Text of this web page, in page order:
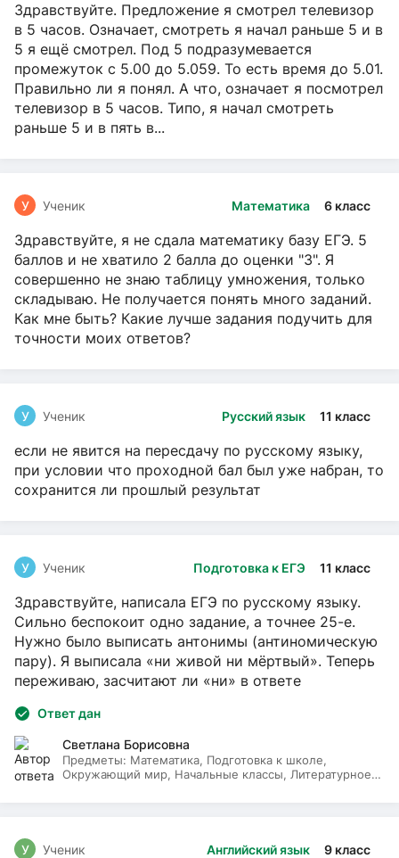
Здравствуйте. Предложение я смотрел телевизор
в 5 часов. Означает, смотреть я начал раньше 5 и в
5 я ещё смотрел. Под 5 подразумевается
промежуток с 5.00 до 5.059. То есть время до 5.01.
Правильно ли я понял. А что, означает я посмотрел
телевизор в 5 часов. Типо, я начал смотреть
раньше 5 и в пять в...
Математика 6 класс
У Ученик
Здравствуйте, я не сдала математику базу ЕГЭ. 5
баллов и не хватило 2 балла до оценки "3". Я
совершенно не знаю таблицу умножения, только
складываю. Не получается понять много заданий.
Как мне быть? Какие лучше задания подучить для
точности моих ответов?
Русский язык 11 класс
У Ученик
если не явится на пересдачу по русскому языку,
при условии что проходной бал был уже набран, то
сохранится ли прошлый результат
Подготовка к ЕГЭ 11 класс
У Ученик
Здравствуйте, написала ЕГЭ по русскому языку.
Сильно беспокоит одно задание, а точнее 25-е.
Нужно было выписать антонимы (антиномическую
пару). Я выписала «ни живой ни мёртвый». Теперь
переживаю, засчитают ли «ни» в ответе
Ответ дан
Светлана Борисовна
Предметы: Математика, Подготовка к школе,
Окружающий мир, Начальные классы, Литературное
Английский язык 9 класс
У Ученик